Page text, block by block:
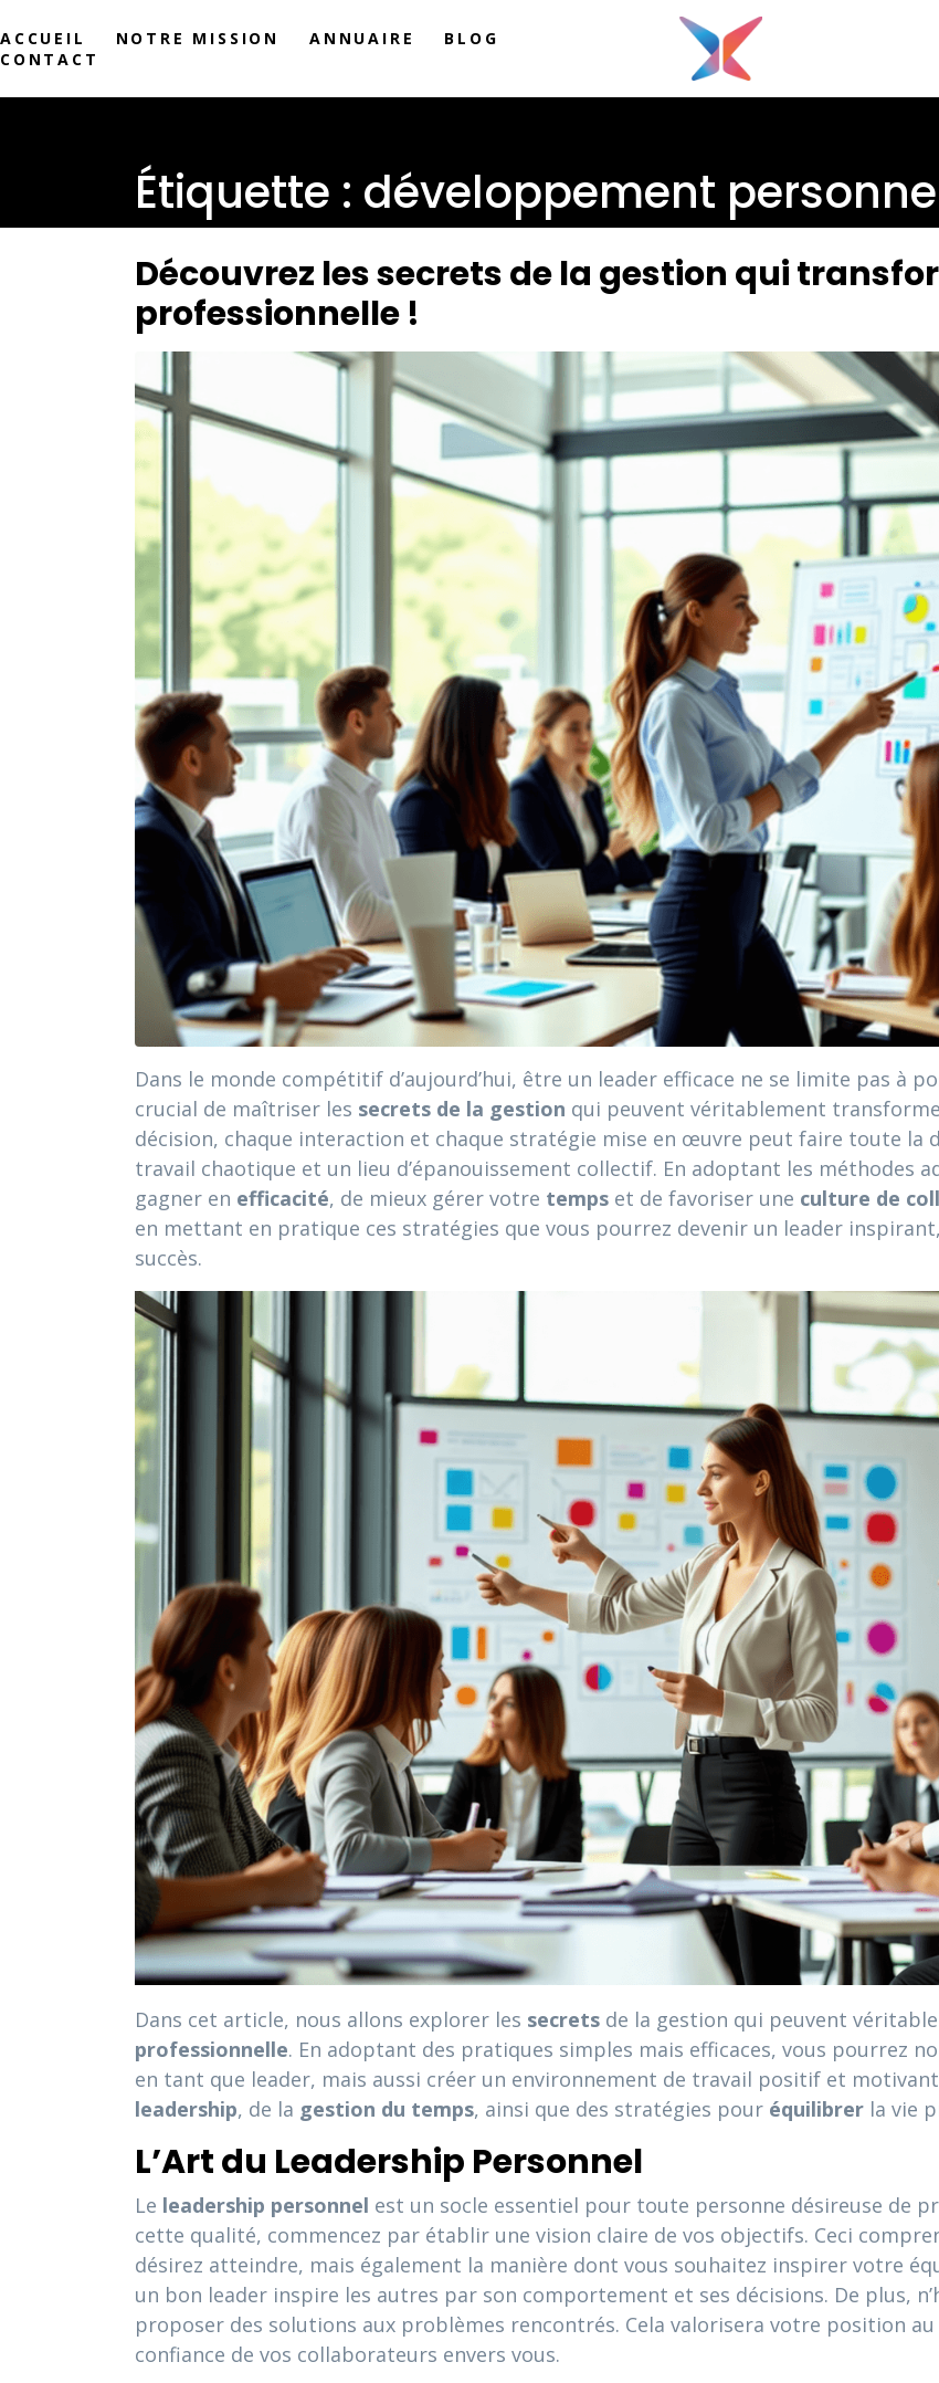
ACCUEIL NOTRE MISSION ANNUAIRE
BLOG
CONTACT
Étiquette : développement
Découvrez les secrets de la gestion qui
professionnelle !
Dans le monde compétitif d’aujourd’hui, être un leader efficace ne se limite pas à
crucial de maîtriser les secrets de la gestion qui peuvent véritablement
décision, chaque interaction et chaque stratégie mise en œuvre peut faire toute la
travail chaotique et un lieu d’épanouissement collectif. En adoptant les méthodes
gagner en efficacité, de mieux gérer votre temps et de favoriser une culture de
en mettant en pratique ces stratégies que vous pourrez devenir un leader
succès.
Dans cet article, nous allons explorer les secrets de la gestion qui peuvent
professionnelle. En adoptant des pratiques simples mais efficaces, vous pourrez
en tant que leader, mais aussi créer un environnement de travail positif et
leadership, de la gestion du temps, ainsi que des stratégies pour équilibrer la vie
L’Art du Leadership Personnel
Le leadership personnel est un socle essentiel pour toute personne désireuse de
cette qualité, commencez par établir une vision claire de vos objectifs. Ceci
désirez atteindre, mais également la manière dont vous souhaitez inspirer votre
un bon leader inspire les autres par son comportement et ses décisions. De plus,
proposer des solutions aux problèmes rencontrés. Cela valorisera votre position
confiance de vos collaborateurs envers vous.